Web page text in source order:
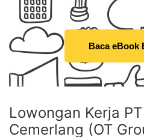
Baca eBook
Lowongan Kerja
Cemerlang (OT